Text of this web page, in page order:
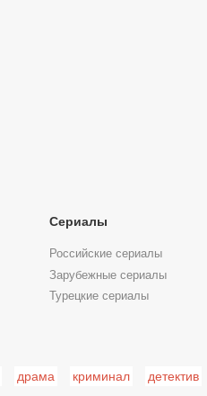
Сериалы
Российские сериалы
Зарубежные сериалы
Турецкие сериалы
драма криминал детектив